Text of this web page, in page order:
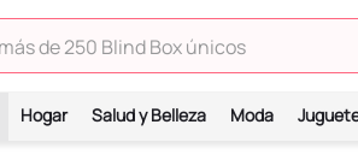
de 250 Blind Box únicos
Hogar Salud y Belleza Moda
MÁS BUSCADOS